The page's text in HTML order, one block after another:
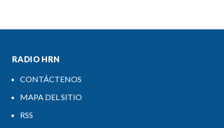
RADIO HRN
CONTÁCTENOS
MAPA DEL SITIO
RSS